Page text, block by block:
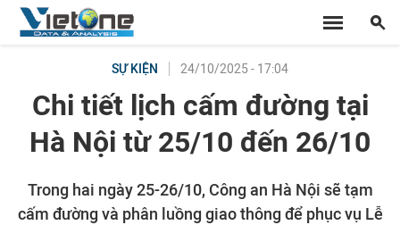
SỰ KIỆN 24/10/2025 - 17:04
Chi tiết lịch cấm đường tại
Hà Nội từ 25/10 đến 26/10
Trong hai ngày 25-26/10, Công an Hà Nội sẽ tạm
cấm đường và phân luồng giao thông để phục vụ Lễ